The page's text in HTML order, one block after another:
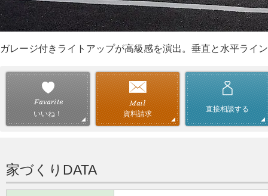
ガレージ付きライトアップが高級感を演出。垂直と水平ライ
いいね！ 資料請求
直接相談する
家づくりDATA